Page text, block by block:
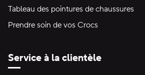
Tableau des pointures de chaussures
Prendre soin de vos Crocs
Service à la clientèle